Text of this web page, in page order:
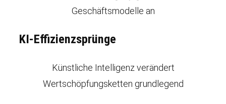
Geschäftsmodelle an
KI-Effizienzsprünge
Künstliche Intelligenz verändert
Wertschöpfungsketten grundlegend